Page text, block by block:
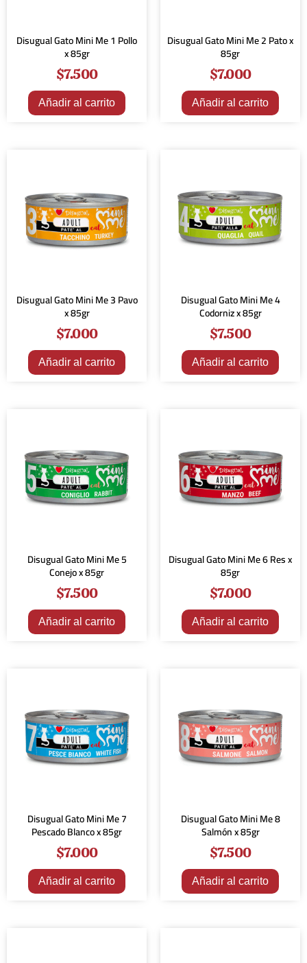
Disugual Gato Mini Me 1 Pollo
x 85gr
$7.500
Añadir al carrito
Disugual Gato Mini Me 2 Pato x
85gr
$7.000
Añadir al carrito
Disugual Gato Mini Me 3 Pavo
x 85gr
$7.000
Añadir al carrito
Disugual Gato Mini Me 4
Codorniz x 85gr
$7.500
Añadir al carrito
Disugual Gato Mini Me 5
Conejo x 85gr
$7.500
Añadir al carrito
Disugual Gato Mini Me 6 Res x
85gr
$7.000
Añadir al carrito
Disugual Gato Mini Me 7
Pescado Blanco x 85gr
$7.000
Añadir al carrito
Disugual Gato Mini Me 8
Salmón x 85gr
$7.500
Añadir al carrito